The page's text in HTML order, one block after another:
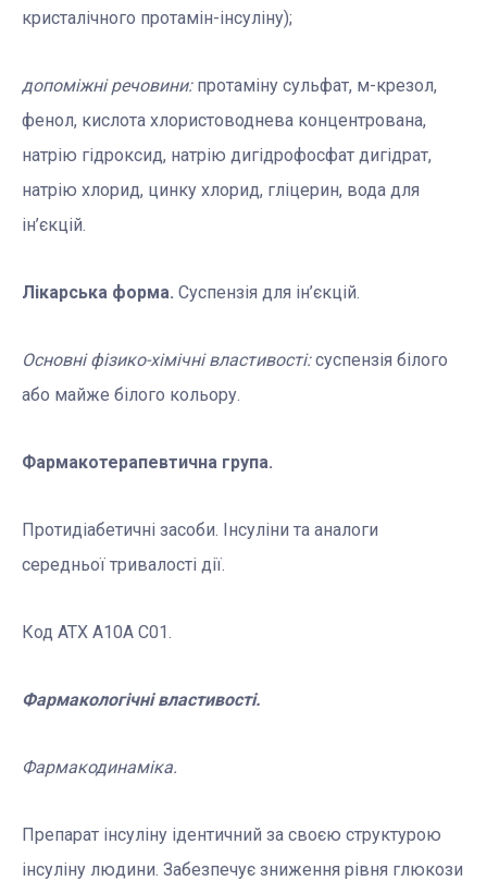
кристалічного протамін-інсуліну);
допоміжні речовини:протаміну сульфат, м-крезол,
фенол, кислота хлористоводнева концентрована,
натрію гідроксид, натрію дигідрофосфат дигідрат,
натрію хлорид, цинку хлорид, гліцерин, вода для
ін’єкцій.
Лікарська форма. Суспензія для ін’єкцій.
Основні фізико-хімічні властивості: суспензія білого
або майже білого кольору.
Фармакотерапевтична група.
Протидіабетичні засоби. Інсуліни та аналоги
середньої тривалості дії.
Код АТХ А10А С01.
Фармакологічні властивості.
Фармакодинаміка.
Препарат інсуліну ідентичний за своєю структурою
інсуліну людини. Забезпечує зниження рівня глюкози